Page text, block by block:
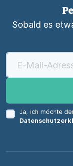
Sobald es
Ja, ich möchte